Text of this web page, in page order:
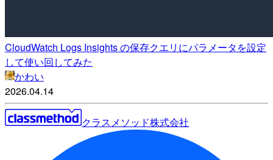
CloudWatch Logs Insights の保存クエリにパラメータを設定
して使い回してみた
かわい
2026.04.14
クラスメソッド株式会社